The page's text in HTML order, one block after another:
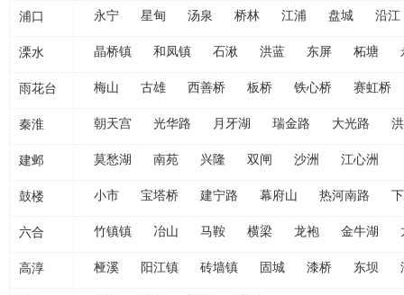
浦口 永宁 星甸 汤泉 桥林 江浦 盘城 沿江
溧水 晶桥镇 和凤镇 石湫 洪蓝 东屏 柘塘
雨花台 梅山 古雄 西善桥 板桥 铁心桥 赛虹桥
秦淮 朝天宫 光华路 月牙湖 瑞金路 大光路
建邺 莫愁湖 南苑 兴隆 双闸 沙洲 江心洲
鼓楼 小市 宝塔桥 建宁路 幕府山 热河南路
六合 竹镇镇 冶山 马鞍 横梁 龙袍 金牛湖
高淳 桠溪 阳江镇 砖墙镇 固城 漆桥 东坝